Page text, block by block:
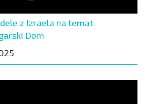
z Izraela na temat
Dom